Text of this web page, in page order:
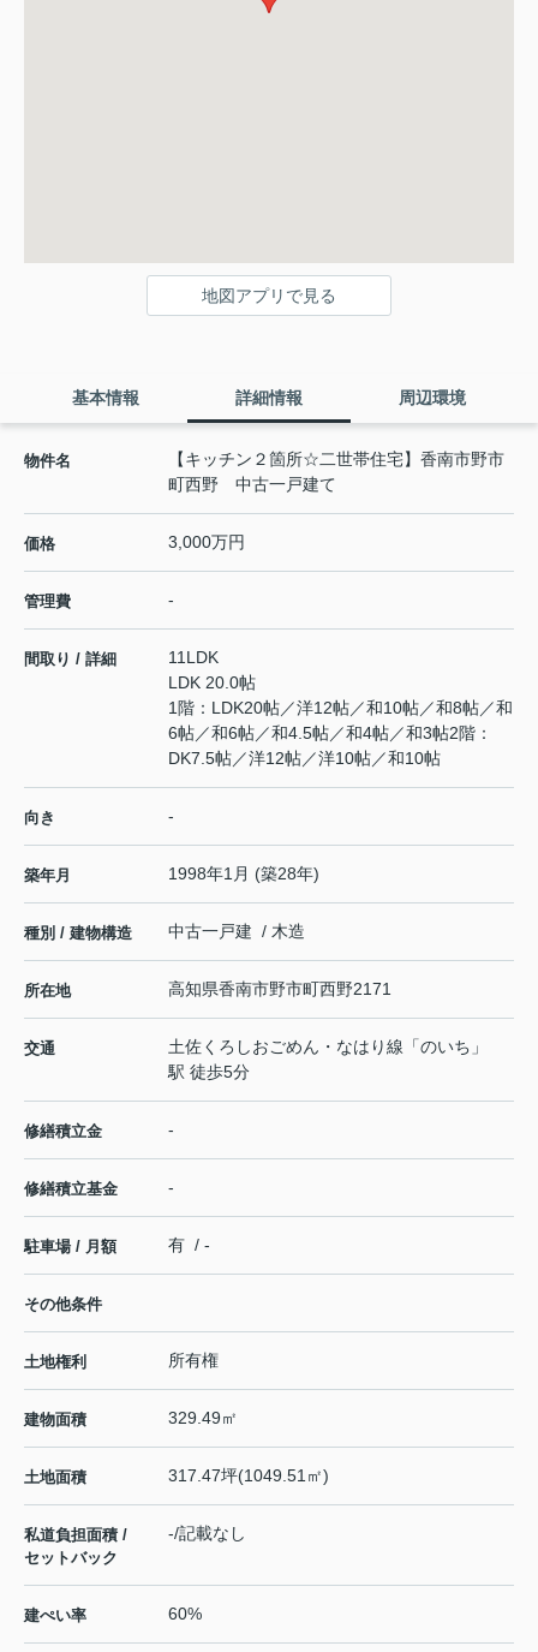
地図アプリで見る
基本情報 詳細情報 周辺環境
物件名
【キッチン２箇所☆二世帯住宅】香南市野市
町西野 中古一戸建て
価格 3,000万円
管理費 -
間取り / 詳細
11LDK
LDK 20.0帖
1階：LDK20帖／洋12帖／和10帖／和8帖／和
6帖／和6帖／和4.5帖／和4帖／和3帖2階：
DK7.5帖／洋12帖／洋10帖／和10帖
向き -
築年月 1998年1月 (築28年)
種別 / 建物構造 中古一戸建 / 木造
所在地 高知県香南市野市町西野2171
交通 土佐くろしおごめん・なはり線 「のいち 」
駅 徒歩5分
修繕積立金 -
修繕積立基金 -
駐車場 / 月額 有 / -
その他条件
土地権利 所有権
建物面積 329.49㎡
土地面積 317.47坪(1049.51㎡)
私道負担面積 /
セットバック
-/記載なし
建ぺい率 60%